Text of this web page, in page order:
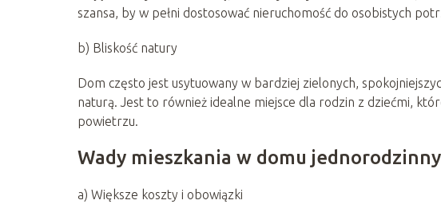
szansa, by w pełni dostosować nieruchomość do osobistych
b) Bliskość natury
Dom często jest usytuowany w bardziej zielonych,
naturą. Jest to również idealne miejsce dla rodzin z dziećmi,
powietrzu.
Wady mieszkania w domu
a) Większe koszty i obowiązki